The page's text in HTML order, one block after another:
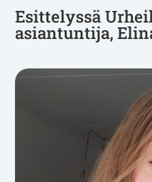
Esittelyssä
asiantuntija,